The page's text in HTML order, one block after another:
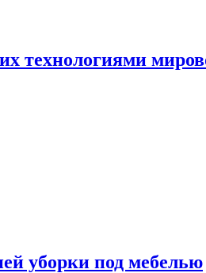
технологиями
уборки под мебелью